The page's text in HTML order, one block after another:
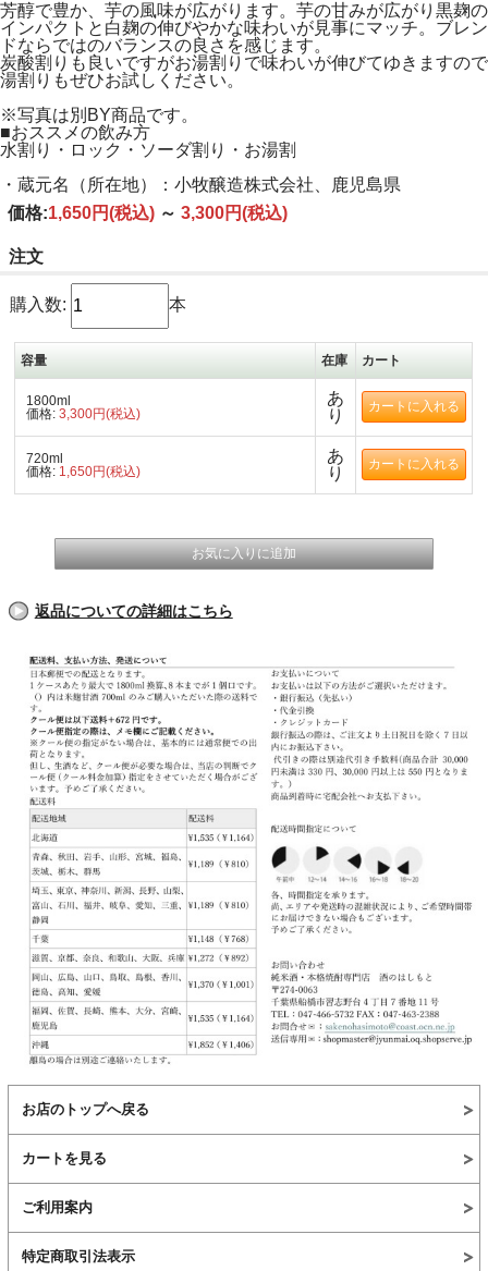
芳醇で豊か、芋の風味が広がります。芋の甘みが広がり黒麹の
インパクトと白麹の伸びやかな味わいが見事にマッチ。ブレン
ドならではのバランスの良さを感じます。
炭酸割りも良いですがお湯割りで味わいが伸びてゆきますので
湯割りもぜひお試しください。
※写真は別BY商品です。
■おススメの飲み方
水割り・ロック・ソーダ割り・お湯割
・蔵元名（所在地）：小牧醸造株式会社、鹿児島県
価格:1,650円(税込) ～ 3,300円(税込)
注文
購入数: 本
容量 在庫 カート
1800ml
価格:3,300円(税込)
あ
り
720ml
価格: 1,650円(税込)
あ
り
返品についての詳細はこちら
お店のトップへ戻る
カートを見る
ご利用案内
特定商取引法表示